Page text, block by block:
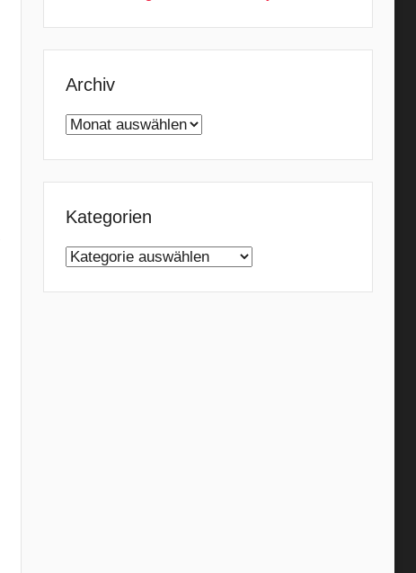
Archiv
Archiv
Kategorien
Kategorien